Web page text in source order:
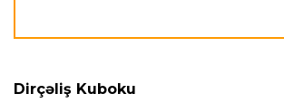
böyük qələbədir”
Offside
Dirçəliş Kuboku